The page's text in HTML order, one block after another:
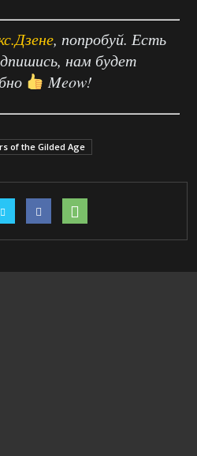
, попробуй. Есть
нам будет
Meow!
of the Gilded Age